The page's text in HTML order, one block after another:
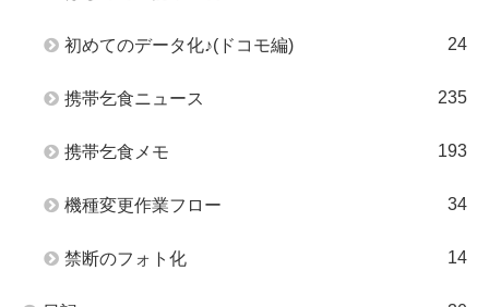
初めてのデータ化♪(ドコモ編) 24
携帯乞食ニュース 235
携帯乞食メモ 193
機種変更作業フロー 34
禁断のフォト化 14